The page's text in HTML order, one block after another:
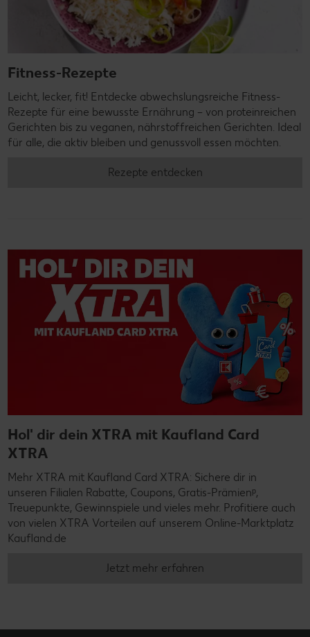
Fitness-Rezepte
Leicht, lecker, fit! Entdecke abwechslungsreiche Fitness-
Rezepte für eine bewusste Ernährung – von proteinreichen
Gerichten bis zu veganen, nährstoffreichen Gerichten. Ideal
für alle, die aktiv bleiben und genussvoll essen möchten.
Rezepte entdecken
Hol' dir dein XTRA mit Kaufland Card
XTRA
Mehr XTRA mit Kaufland Card XTRA: Sichere dir in
unseren Filialen Rabatte, Coupons, Gratis-Prämienᵖ,
Treuepunkte, Gewinnspiele und vieles mehr. Profitiere auch
von vielen XTRA Vorteilen auf unserem Online-Marktplatz
Kaufland.de
Jetzt mehr erfahren